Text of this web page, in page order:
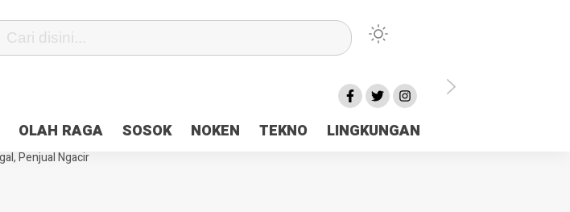
OLAH RAGA SOSOK NOKEN TEKNO LINGKUNGAN
Pesan Sejuk Polri di Deklarasi Pemilu Ceria Tanah Papua
Jayapura Cair 10 Persen, Deposit Kas Daerah Rp23 Miliar Disorot
Penjual Ngacir